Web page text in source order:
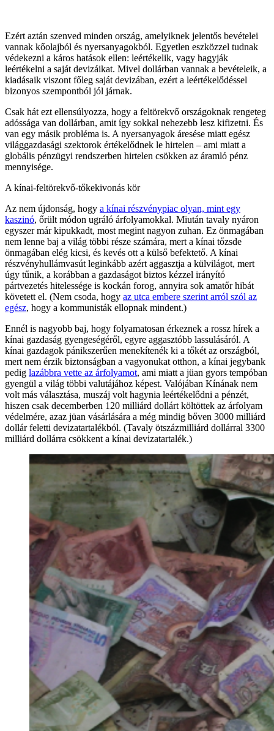
Ezért aztán szenved minden ország, amelyiknek jelentős bevételei
vannak kőolajból és nyersanyagokból. Egyetlen eszközzel tudnak
védekezni a káros hatások ellen: leértékelik, vagy hagyják
leértékelni a saját devizáikat. Mivel dollárban vannak a bevételeik, a
kiadásaik viszont főleg saját devizában, ezért a leértékelődéssel
bizonyos szempontból jól járnak.
Csak hát ezt ellensúlyozza, hogy a feltörekvő országoknak rengeteg
adóssága van dollárban, amit így sokkal nehezebb lesz kifizetni. És
van egy másik probléma is. A nyersanyagok áresése miatt egész
világgazdasági szektorok értékelődnek le hirtelen – ami miatt a
globális pénzügyi rendszerben hirtelen csökken az áramló pénz
mennyisége.
A kínai-feltörekvő-tőkekivonás kör
Az nem újdonság, hogy a kínai részvénypiac olyan, mint egy
kaszinó, őrült módon ugráló árfolyamokkal. Miután tavaly nyáron
egyszer már kipukkadt, most megint nagyon zuhan. Ez önmagában
nem lenne baj a világ többi része számára, mert a kínai tőzsde
önmagában elég kicsi, és kevés ott a külső befektető. A kínai
részvényhullámvasút leginkább azért aggasztja a külvilágot, mert
úgy tűnik, a korábban a gazdaságot biztos kézzel irányító
pártvezetés hitelessége is kockán forog, annyira sok amatőr hibát
követett el. (Nem csoda, hogy az utca embere szerint arról szól az
egész, hogy a kommunisták ellopnak mindent.)
Ennél is nagyobb baj, hogy folyamatosan érkeznek a rossz hírek a
kínai gazdaság gyengeségéről, egyre aggasztóbb lassulásáról. A
kínai gazdagok pánikszerűen menekítenék ki a tőkét az országból,
mert nem érzik biztonságban a vagyonukat otthon, a kínai jegybank
pedig lazábbra vette az árfolyamot, ami miatt a jüan gyors tempóban
gyengül a világ többi valutájához képest. Valójában Kínának nem
volt más választása, muszáj volt hagynia leértékelődni a pénzét,
hiszen csak decemberben 120 milliárd dollárt költöttek az árfolyam
védelmére, azaz jüan vásárlására a még mindig bőven 3000 milliárd
dollár feletti devizatartalékból. (Tavaly ötszázmilliárd dollárral 3300
milliárd dollárra csökkent a kínai devizatartalék.)